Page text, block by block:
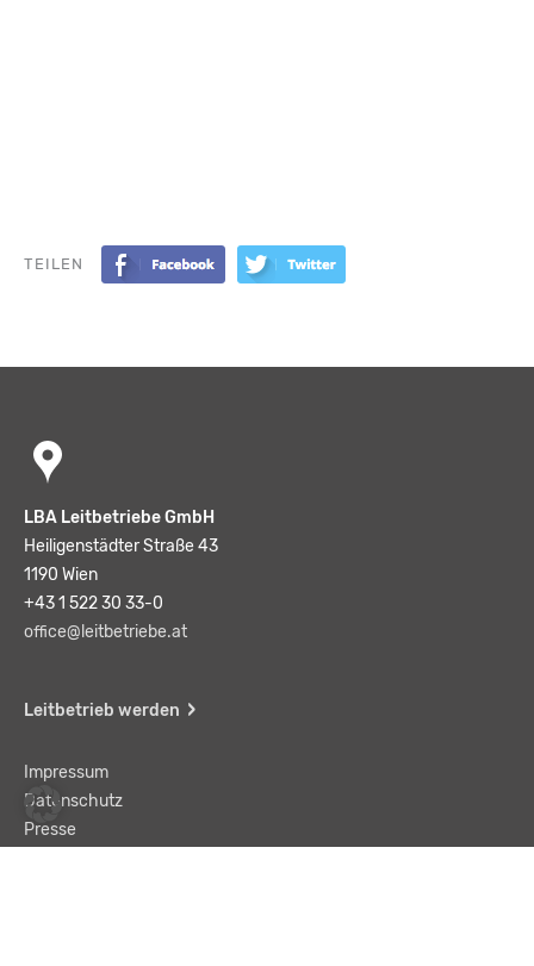
TEILEN
LBA Leitbetriebe GmbH
Heiligenstädter Straße 43
1190 Wien
+43 1 522 30 33-0
office@leitbetriebe.at
Leitbetrieb werden
Impressum
Datenschutz
Presse